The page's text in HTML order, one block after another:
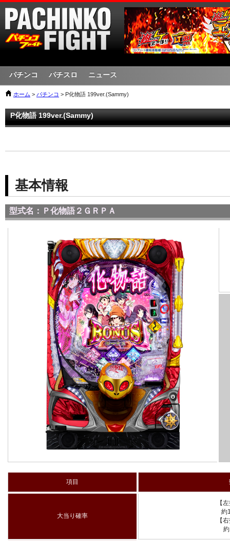
パチンコ パチスロ ニュース
ホーム > パチンコ > P化物語 199ver.(Sammy)
P化物語 199ver.(Sammy)
基本情報
型式名：Ｐ化物語２ＧＲＰＡ
項目
大当り確率
【
約
【